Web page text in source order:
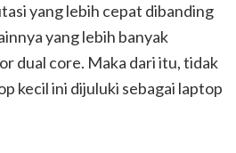
yang lebih cepat dibanding
yang lebih banyak
dual core. Maka dari itu, tidak
kecil ini dijuluki sebagai laptop